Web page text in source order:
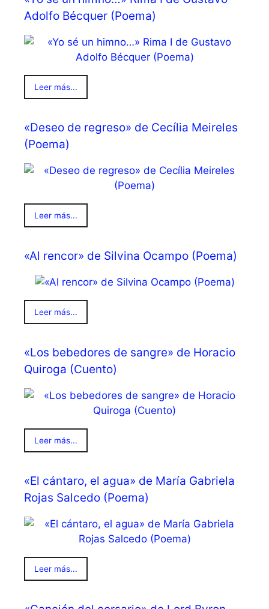
Adolfo Bécquer (Poema)
Leer más...
«Deseo de regreso» de Cecília Meireles
(Poema)
Leer más...
«Al rencor» de Silvina Ocampo (Poema)
Leer más...
«Los bebedores de sangre» de Horacio
Quiroga (Cuento)
Leer más...
«El cántaro, el agua» de María Gabriela
Rojas Salcedo (Poema)
Leer más...